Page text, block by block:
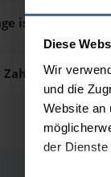
Diese
Wir
und die
Website an
der Dienste
ist die
Zahlungsarten